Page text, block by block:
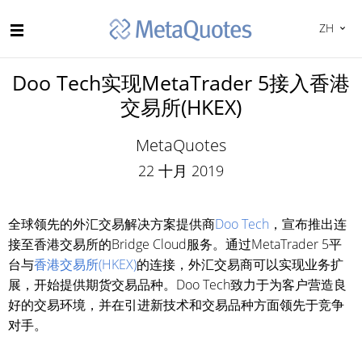
ZH
Doo Tech实现MetaTrader 5接入香港
交易所(HKEX)
MetaQuotes
22 十月 2019
全球领先的外汇交易解决方案提供商Doo Tech ，宣布推出连
接至香港交易所的Bridge Cloud服务。通过MetaTrader 5平
台与香港交易所(HKEX)的连接，外汇交易商可以实现业务扩
展，开始提供期货交易品种。Doo Tech致力于为客户营造良
好的交易环境，并在引进新技术和交易品种方面领先于竞争
对手。